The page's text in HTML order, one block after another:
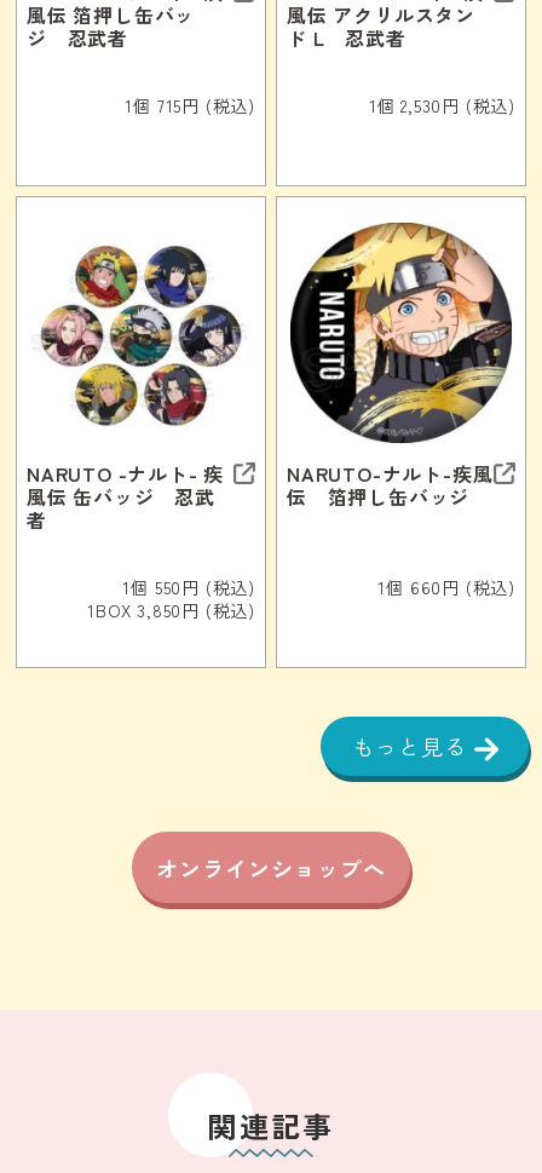
風伝 箔押し缶バッ
ジ 忍武者
1個 715円 (税込)
風伝 アクリルスタン
ド L 忍武者
1個 2,530円 (税込)
NARUTO -ナルト- 疾
風伝 缶バッジ 忍武
者
1個 550円 (税込)
1BOX 3,850円 (税込)
NARUTO-ナルト-疾風
伝 箔押し缶バッジ
1個 660円 (税込)
もっと見る
オンラインショップへ
関連記事